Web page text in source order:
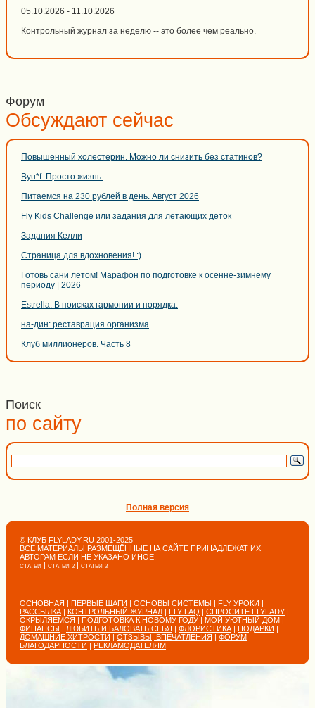
05.10.2026 - 11.10.2026
Контрольный журнал за неделю -- это более чем реально.
Форум
Обсуждают сейчас
Повышенный холестерин. Можно ли снизить без статинов?
Byu*f. Просто жизнь.
Питаемся на 230 рублей в день. Август 2026
Fly Kids Challenge или задания для летающих деток
Задания Келли
Страница для вдохновения! :)
Готовь сани летом! Марафон по подготовке к осенне-зимнему
периоду | 2026
Estrella. В поисках гармонии и порядка.
на-дин: реставрация организма
Клуб миллионеров. Часть 8
Поиск
по сайту
Полная версия
© КЛУБ FLYLADY.RU 2001-2025
ВСЕ МАТЕРИАЛЫ РАЗМЕЩЁННЫЕ НА САЙТЕ ПРИНАДЛЕЖАТ ИХ
АВТОРАМ ЕСЛИ НЕ УКАЗАНО ИНОЕ.
СТАТЬИ СТАТЬИ-2 СТАТЬИ-3
ОСНОВНАЯ ПЕРВЫЕ ШАГИ ОСНОВЫ СИСТЕМЫ FLY УРОКИ
РАССЫЛКА
КОНТРОЛЬНЫЙ ЖУРНАЛ FLY FAQ СПРОСИТЕ FLYLADY
ОКРЫЛЯЕМСЯ
ПОДГОТОВКА К НОВОМУ ГОДУ МОЙ УЮТНЫЙ ДОМ
ФИНАНСЫ
ЛЮБИТЬ И БАЛОВАТЬ СЕБЯ ФЛОРИСТИКА ПОДАРКИ
ДОМАШНИЕ ХИТРОСТИ
ОТЗЫВЫ, ВПЕЧАТЛЕНИЯ ФОРУМ
БЛАГОДАРНОСТИ
РЕКЛАМОДАТЕЛЯМ